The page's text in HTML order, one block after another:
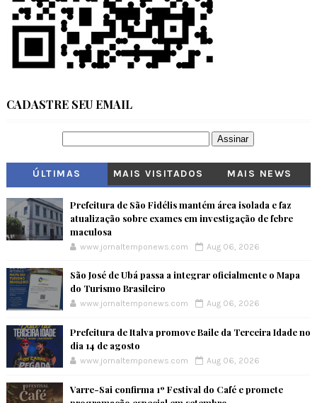
CADASTRE SEU EMAIL
ÚLTIMAS MAIS VISITADOS MAIS NEWS
Prefeitura de São Fidélis mantém área isolada e faz
atualização sobre exames em investigação de febre
maculosa
www.jornaltemponews.com Aug 06, 2026
São José de Ubá passa a integrar oficialmente o Mapa
do Turismo Brasileiro
www.jornaltemponews.com Aug 06, 2026
Prefeitura de Italva promove Baile da Terceira Idade no
dia 14 de agosto
www.jornaltemponews.com Aug 06, 2026
Varre-Sai confirma 1º Festival do Café e promete